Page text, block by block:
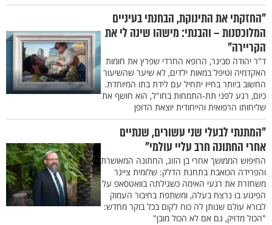
"החזקתי את התינוקת, הבחנתי בעיניים
המלוכסנות – והבנתי: מישהו שינה לי את
הקריירה"
ד"ר יהודה סבינר, הרופא החרדי שפרץ את חומות
האקדמיה וטיפל במאות ילדים, לא שיער שהשיעור
החשוב ביותר בחייו יתחיל עם לידת בתו המיוחדת.
כיום, רגע לפני תת-התמחות בחו"ל, הוא חושף את
שליחותו הרפואית והייחודית יוצאת הדופן
"המתנתי לבעלי שני עשורים, שנתיים
אחרי החתונה חרב עליי עולמי"
החיפוש הממושך אחרי בן הזוג, החתונה המאושרת
והפרידה הכואבת בתחנת הדלק: שלומית צייגר
משחזרת את רגעי האימה כשגילתה בוואטסאפ על
הפיגוע בו נרצח בעלה, ומשתפת בחיבור העמוק
לבורא עולם שנותן לה כוח לקום בכל בוקר מחדש:
"הכול מדויק, גם אם לא הכול מובן"